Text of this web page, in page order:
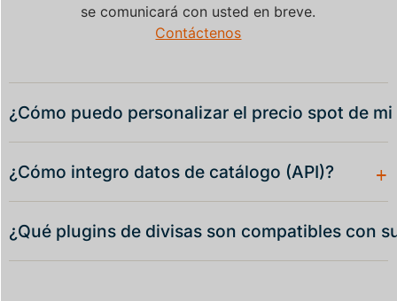
se comunicará con usted en breve.
Contáctenos
¿Cómo puedo personalizar el precio spot de mi
¿Cómo integro datos de catálogo (API)? +
¿Qué plugins de divisas son compatibles con